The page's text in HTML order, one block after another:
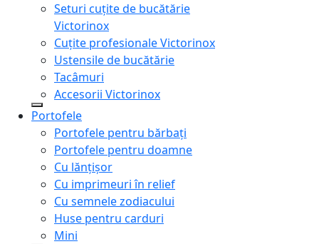
Seturi cuțite de bucătărie
Victorinox
Cuțite profesionale Victorinox
Ustensile de bucătărie
Tacâmuri
Accesorii Victorinox
Portofele
Portofele pentru bărbați
Portofele pentru doamne
Cu lănțișor
Cu imprimeuri în relief
Cu semnele zodiacului
Huse pentru carduri
Mini